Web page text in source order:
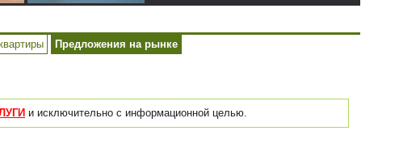
Предложения на рынке
и исключительно с информационной целью.